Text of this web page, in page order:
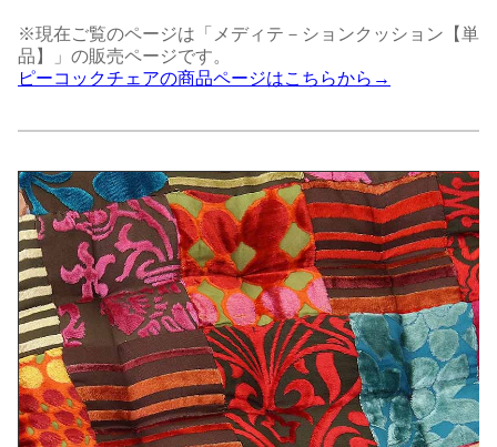
※現在ご覧のページは「メディテ－ションクッション【単
品】」の販売ページです。
ピーコックチェアの商品ページはこちらから→